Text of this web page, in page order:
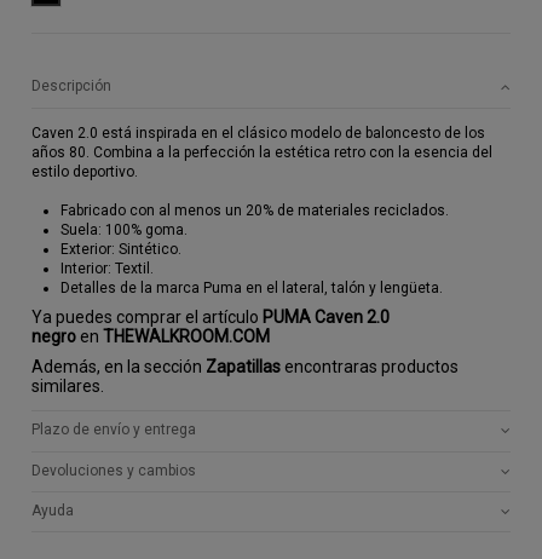
Descripción
Caven 2.0 está inspirada en el clásico modelo de baloncesto de los
años 80. Combina a la perfección la estética retro con la esencia del
estilo deportivo.
Fabricado con al menos un 20% de materiales reciclados.
Suela: 100% goma.
Exterior: Sintético.
Interior: Textil.
Detalles de la marca Puma en el lateral, talón y lengüeta.
Ya puedes comprar el artículo PUMA Caven 2.0
negro enTHEWALKROOM.COM
Además, en la sección Zapatillas encontraras productos
similares.
Plazo de envío y entrega
Devoluciones y cambios
Ayuda